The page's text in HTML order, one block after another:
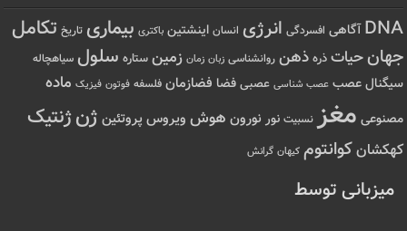
DNA آگاهی افسردگی انرژی انسان اینشتین باکتری بیماری تاریخ تکامل
جهانحیات ذره ذهن روانشناسی زبان زمان زمین ستاره سلول سیاهچاله
سیگنال عصب عصب شناسی عصبی فضا فضازمان فلسفه فوتون فیزیک ماده
مصنوعی مغز نسبیت نور نورون هوش ویروس پروتئین ژنژنتیک
کهکشانکوانتوم کیهان گرانش
میزبانی توسط